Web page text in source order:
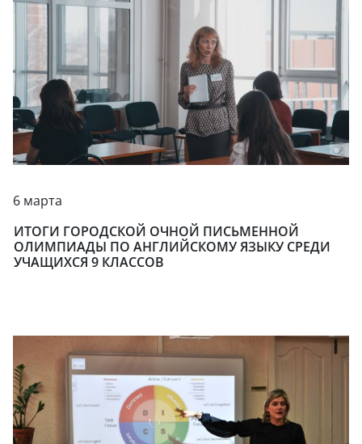
6 марта
ИТОГИ ГОРОДСКОЙ ОЧНОЙ ПИСЬМЕННОЙ
ОЛИМПИАДЫ ПО АНГЛИЙСКОМУ ЯЗЫКУ СРЕДИ
УЧАЩИХСЯ 9 КЛАССОВ